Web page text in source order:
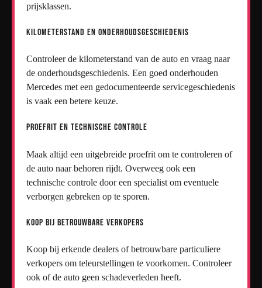
prijsklassen.
Kilometerstand en Onderhoudsgeschiedenis
Controleer de kilometerstand van de auto en vraag naar
de onderhoudsgeschiedenis. Een goed onderhouden
Mercedes met een gedocumenteerde servicegeschiedenis
is vaak een betere keuze.
Proefrit en Technische Controle
Maak altijd een uitgebreide proefrit om te controleren of
de auto naar behoren rijdt. Overweeg ook een
technische controle door een specialist om eventuele
verborgen gebreken op te sporen.
Koop bij Betrouwbare Verkopers
Koop bij erkende dealers of betrouwbare particuliere
verkopers om teleurstellingen te voorkomen. Controleer
ook of de auto geen schadeverleden heeft.